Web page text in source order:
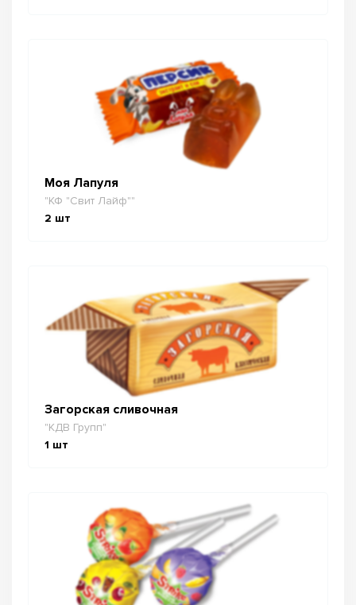
Моя Лапуля
"КФ "Свит Лайф""
2 шт
Загорская сливочная
"КДВ Групп"
1 шт